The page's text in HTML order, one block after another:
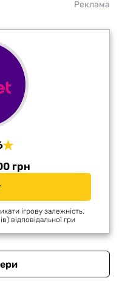
Реклама
грн
ігрову залежність.
відповідальної гри